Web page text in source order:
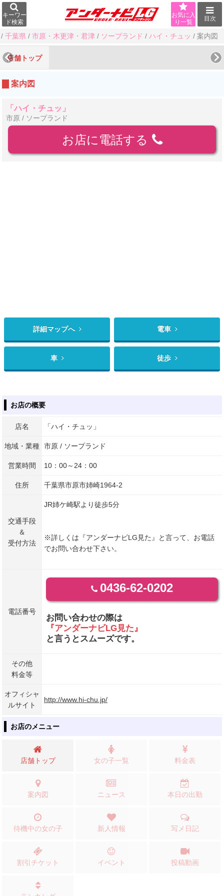
キーワー
ド検索
目次
お気に入
り一覧
/ 千葉県 / 市原・木更津・君津 / ソープランド / ハイ・チュッ / 案内図
店舗トップ
案内図
「ハイ・チュッ」
市原 / ソープランド
お店に電話する
詳細マップへ 電車
車 徒歩
お店の概要
店名 「ハイ・チュッ」
地域・業種 市原 / ソープランド
営業時間 10：00～24：00
住所 千葉県市原市姉崎1964-2
交通手段
＆
受付方法
JR姉ケ崎駅より徒歩5分
※詳しくは『アンダーナビLG見た』と言って、お電話
でお問い合わせ下さい。
電話番号
0436-62-0202
お問い合わせの際は
『アンダーナビLG見た』
と言うとスムーズです。
その他
料金等
オフィシャ
ルサイト
http://www.hi-chu.jp/
お店のメニュー
店舗トップ 女の子一覧 料金表
案内図 ニュース 本日の出勤
待機中の女の子 新人情報 写メ日記
割引チケット イベント 投稿動画